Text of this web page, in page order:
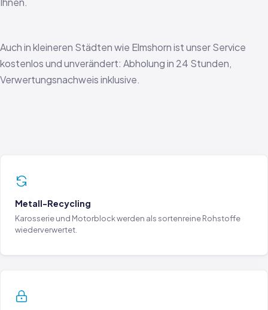
Auch in kleineren Städten wie Elmshorn ist unser Service
kostenlos und unverändert: Abholung in 24 Stunden,
Verwertungsnachweis inklusive.
Metall-Recycling
Karosserie und Motorblock werden als sortenreine Rohstoffe
wiederverwertet.